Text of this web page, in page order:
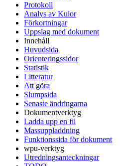
Protokoll
Analys av Kulor
Förkortningar
Uppslag med dokument
Innehåll
Huvudsida
Orienteringssidor
Statistik
Litteratur
Att göra
Slumpsida
Senaste ändringarna
Dokumentverktyg
Ladda upp en fil
Massuppladdning
Funktionssida för dokument
wpu-verktyg
Utredningsanteckningar